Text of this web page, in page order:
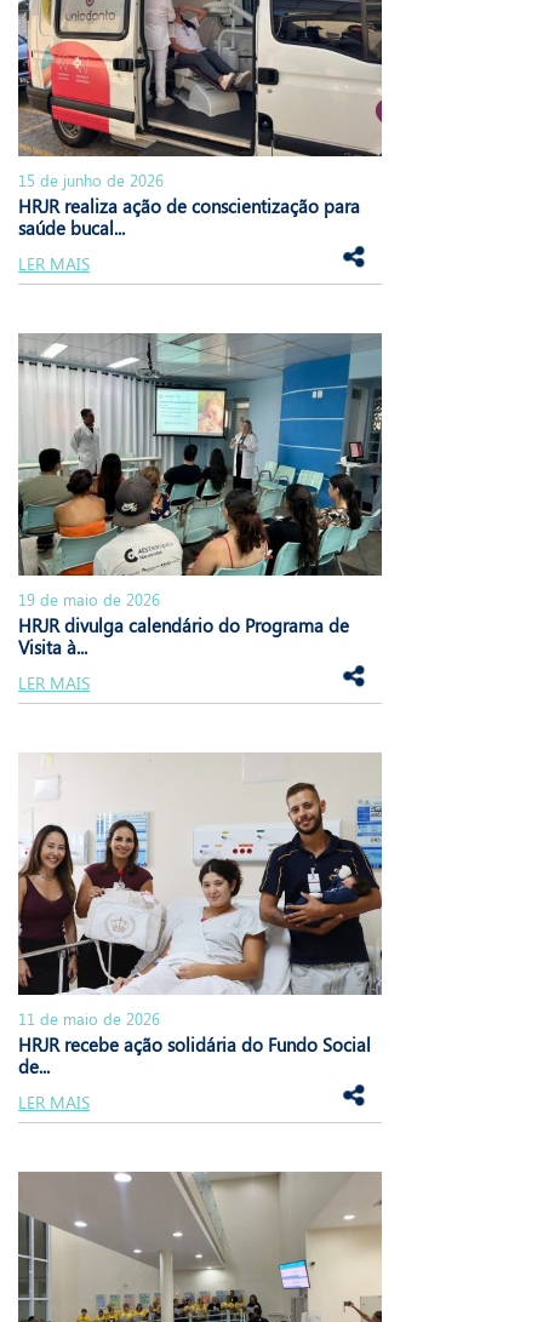
15 de junho de 2026
HRJR realiza ação de conscientização para
saúde bucal...
LER MAIS
19 de maio de 2026
HRJR divulga calendário do Programa de
Visita à...
LER MAIS
11 de maio de 2026
HRJR recebe ação solidária do Fundo Social
de...
LER MAIS